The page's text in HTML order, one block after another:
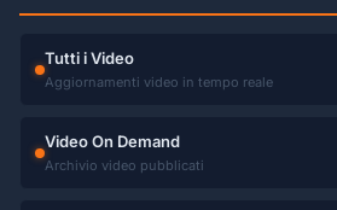
Tutti i Video
Aggiornamenti video in tempo reale
Video On Demand
Archivio video pubblicati